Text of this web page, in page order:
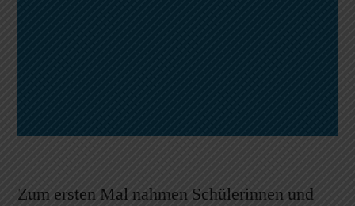
Zum ersten Mal nahmen Schülerinnen und